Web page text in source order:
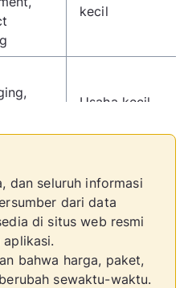
kecil
Usaha kecil
menengah
hingga kecil
dan seluruh informasi
dari data
di situs web resmi
bahwa harga, paket,
sewaktu-waktu.